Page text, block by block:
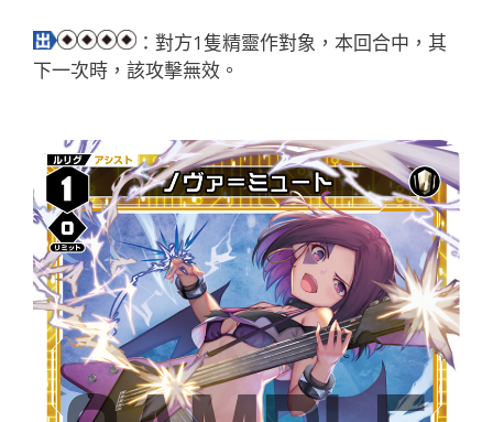
：對方1隻精靈作對象，本回合中，其
下一次時，該攻擊無效。